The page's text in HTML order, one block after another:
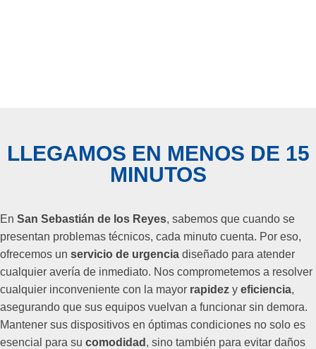
LLEGAMOS EN MENOS DE 15
MINUTOS
En San Sebastián de los Reyes, sabemos que cuando se
presentan problemas técnicos, cada minuto cuenta. Por eso,
ofrecemos un servicio de urgencia diseñado para atender
cualquier avería de inmediato. Nos comprometemos a resolver
cualquier inconveniente con la mayor rapidez y eficiencia,
asegurando que sus equipos vuelvan a funcionar sin demora.
Mantener sus dispositivos en óptimas condiciones no solo es
esencial para su comodidad , sino también para evitar daños